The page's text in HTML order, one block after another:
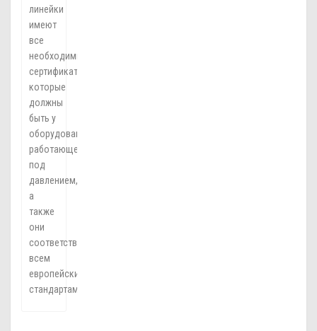
линейки
имеют
все
необходимые
сертификаты,
которые
должны
быть у
оборудования,
работающего
под
давлением,
а
также
они
соответствуют
всем
европейским
стандартам.